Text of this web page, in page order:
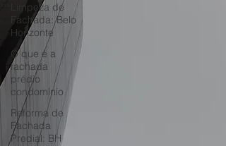
Limpeza de
Fachada: Belo
Horizonte
O que é a
fachada
prédio
condomínio
Reforma de
Fachada
Predial: BH